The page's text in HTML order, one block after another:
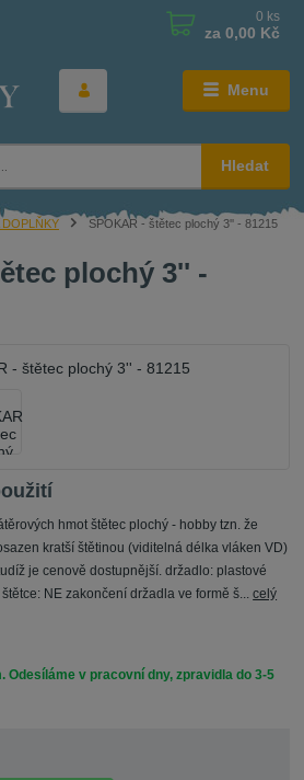
Menu
Hledat
0 ks
za 0,00 Kč
DOPLŇKY SPOKAR - štětec plochý 3'' - 81215
plochý 3'' -
hmot štětec plochý - hobby tzn. že
kratší štětinou (viditelná délka vláken VD)
je cenově dostupnější. držadlo: plastové
NE zakončení držadla ve formě š...celý
Odesíláme v pracovní dny, zpravidla do 3-5